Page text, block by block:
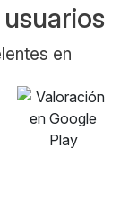
en